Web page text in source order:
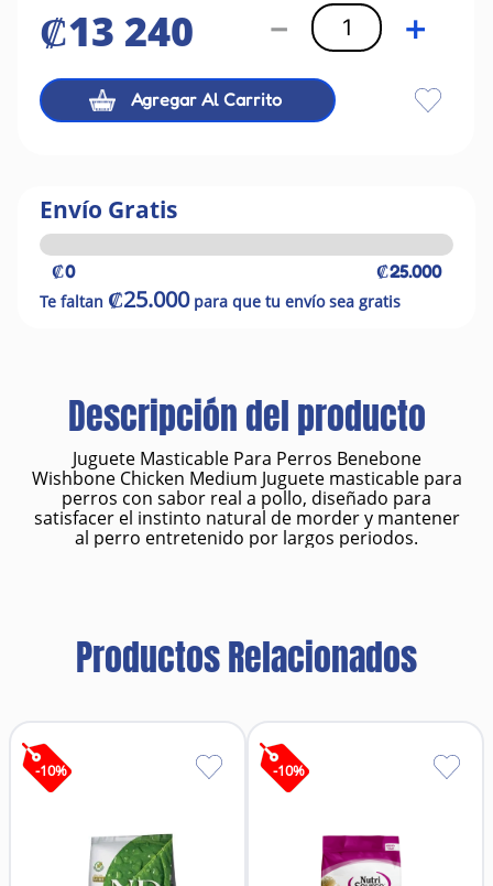
₡13 240 ＋
－
Agregar Al Carrito
Envío Gratis
₡0 ₡25.000
Te faltan ₡25.000para que tu envío sea gratis
Descripción del producto
Juguete Masticable Para Perros Benebone
Wishbone Chicken Medium Juguete masticable para
perros con sabor real a pollo, diseñado para
satisfacer el instinto natural de morder y mantener
al perro entretenido por largos periodos.
Productos Relacionados
-10% -10%